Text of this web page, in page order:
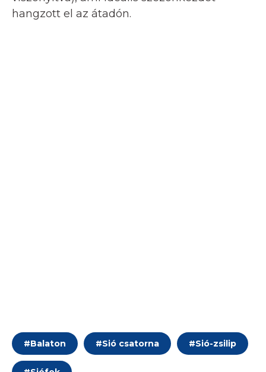
hangzott el az átadón.
#Balaton #Sió csatorna #Sió-zsilip